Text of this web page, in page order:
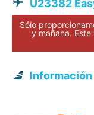
U23382
Sólo
y mañana.